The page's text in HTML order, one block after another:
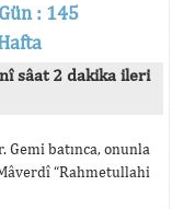
: 145
sâat 2 dakika ileri
Gemi batınca, onunla
“Rahmetullahi